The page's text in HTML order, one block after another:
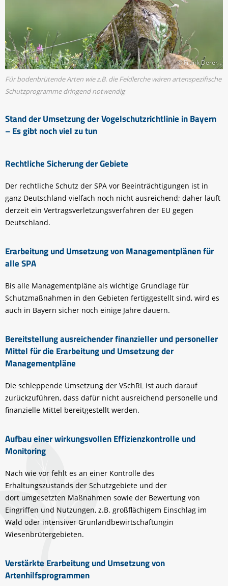
Stand der Umsetzung der Vogelschutzrichtlinie in Bayern
– Es gibt noch viel zu tun
© Frank Derer
Für bodenbrütende Arten wie z.B. die Feldlerche wären artenspezifische
Schutzprogramme dringend notwendig
Rechtliche Sicherung der Gebiete
Der rechtliche Schutz der SPA vor Beeinträchtigungen ist in
ganz Deutschland vielfach noch nicht ausreichend; daher läuft
derzeit ein Vertragsverletzungsverfahren der EU gegen
Deutschland.
Erarbeitung und Umsetzung von Managementplänen für
alle SPA
Bis alle Managementpläne als wichtige Grundlage für
Schutzmaßnahmen in den Gebieten fertiggestellt sind, wird es
auch in Bayern sicher noch einige Jahre dauern.
Bereitstellung ausreichender finanzieller und personeller
Mittel für die Erarbeitung und Umsetzung der
Managementpläne
Die schleppende Umsetzung der VSchRL ist auch darauf
zurückzuführen, dass dafür nicht ausreichend personelle und
finanzielle Mittel bereitgestellt werden.
Aufbau einer wirkungsvollen Effizienzkontrolle und
Monitoring
Nach wie vor fehlt es an einer Kontrolle des
Erhaltungszustands der Schutzgebiete und der
dort umgesetzten Maßnahmen sowie der Bewertung von
Eingriffen und Nutzungen, z.B. großflächigem Einschlag im
Wald oder intensiver Grünlandbewirtschaftungin
Wiesenbrütergebieten.
Verstärkte Erarbeitung und Umsetzung von
Artenhilfsprogrammen